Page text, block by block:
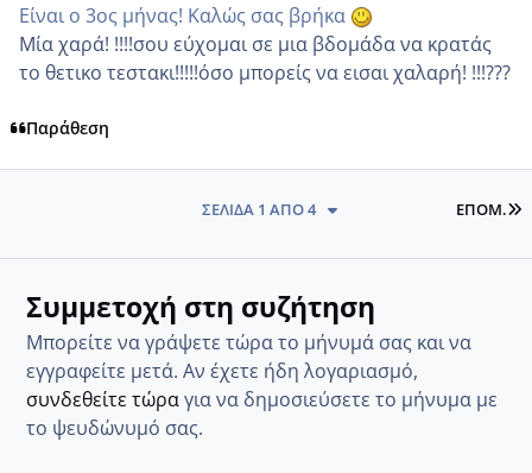
Είναι ο 3ος μήνας! Καλώς σας βρήκα
Μία χαρά! !!!!σου εύχομαι σε μια βδομάδα να κρατάς
το θετικο τεστακι!!!!!όσο μπορείς να εισαι χαλαρή! !!!???
Παράθεση
ΕΠΌΜ.
ΣΕΛΊΔΑ 1 ΑΠΌ 4
Συμμετοχή στη συζήτηση
Μπορείτε να γράψετε τώρα το μήνυμά σας και να
εγγραφείτε μετά. Αν έχετε ήδη λογαριασμό,
συνδεθείτε τώραγια να δημοσιεύσετε το μήνυμα με
το ψευδώνυμό σας.